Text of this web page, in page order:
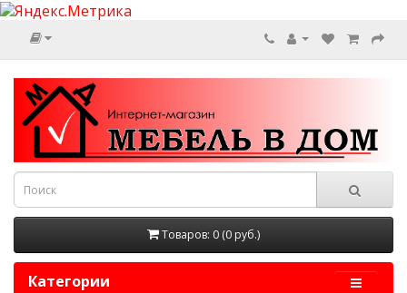
Товаров: 0 (0 руб.)
Категории